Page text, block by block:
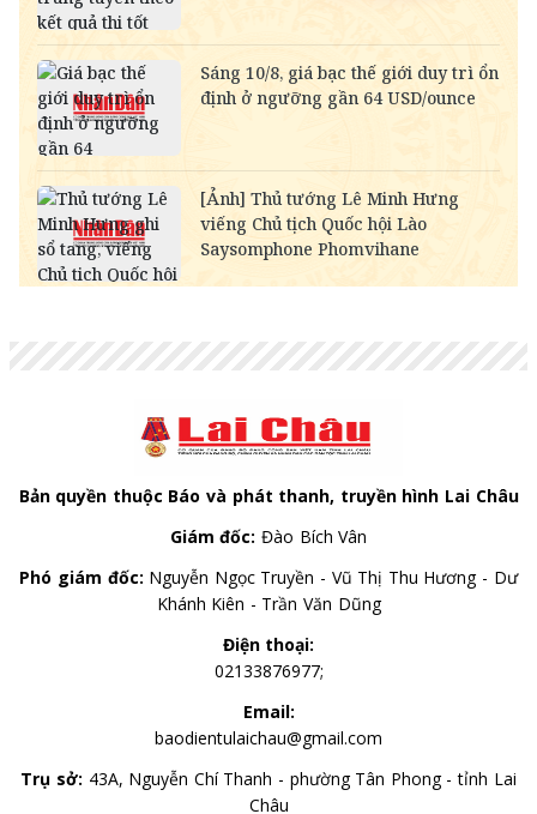
RUB
NOK
- 2,697.83
2,812.24
MYR
6,334.11
6,471.96
KWD
CAD
18,272.89 18,457.46
19,048.72
CHF
31,527.34 31,845.80
32,865.93
INR
273.21
284.97
HKD
3,240.53 3,273.27
3,398.46
Bản quyền thuộc Báo và phát thanh, truyền hình Lai Châu
Giám đốc: Đào Bích Vân
Phó giám đốc: Nguyễn Ngọc Truyền - Vũ Thị Thu Hương - Dư
Khánh Kiên - Trần Văn Dũng
Điện thoại:
02133876977;
Email:
baodientulaichau@gmail.com
Trụ sở: 43A, Nguyễn Chí Thanh - phường Tân Phong - tỉnh Lai
Châu